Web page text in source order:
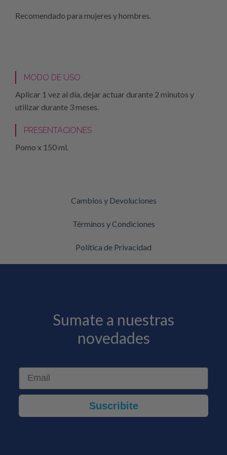
Recomendado para mujeres y hombres.
MODO DE USO
Aplicar 1 vez al día, dejar actuar durante 2 minutos y
utilizar durante 3 meses.
PRESENTACIONES
Pomo x 150 ml.
Cambios y Devoluciones
Términos y Condiciones
Política de Privacidad
Sumate a nuestras
novedades
Email
Suscribite